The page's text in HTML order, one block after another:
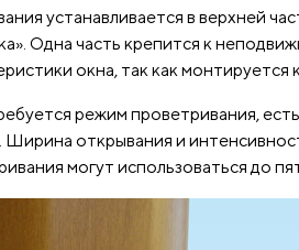
устанавливается в верхней
Одна часть крепится к
окна, так как монтируется
режим проветривания,
открывания и
могут использоваться до